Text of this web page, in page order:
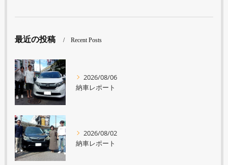
最近の投稿 Recent Posts
2026/08/06
納車レポート
2026/08/02
納車レポート